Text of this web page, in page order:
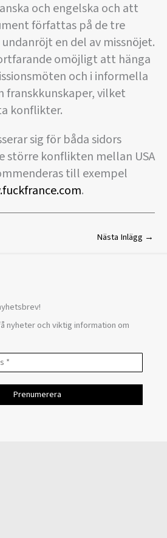
och engelska och att
författas på de tre
en del av missnöjet.
omöjligt att hänga
och i informella
franskkunskaper, vilket
konflikter.
sig för båda sidors
större konflikten mellan USA
till exempel
.
Nästa Inlägg →
nyheter och viktig information om